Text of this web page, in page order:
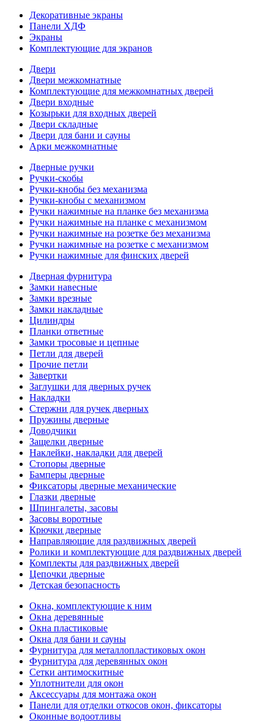
Декоративные экраны
Панели ХДФ
Экраны
Комплектующие для экранов
Двери
Двери межкомнатные
Комплектующие для межкомнатных дверей
Двери входные
Козырьки для входных дверей
Двери складные
Двери для бани и сауны
Арки межкомнатные
Дверные ручки
Ручки-скобы
Ручки-кнобы без механизма
Ручки-кнобы с механизмом
Ручки нажимные на планке без механизма
Ручки нажимные на планке с механизмом
Ручки нажимные на розетке без механизма
Ручки нажимные на розетке с механизмом
Ручки нажимные для финских дверей
Дверная фурнитура
Замки навесные
Замки врезные
Замки накладные
Цилиндры
Планки ответные
Замки тросовые и цепные
Петли для дверей
Прочие петли
Завертки
Заглушки для дверных ручек
Накладки
Стержни для ручек дверных
Пружины дверные
Доводчики
Защелки дверные
Наклейки, накладки для дверей
Стопоры дверные
Бамперы дверные
Фиксаторы дверные механические
Глазки дверные
Шпингалеты, засовы
Засовы воротные
Крючки дверные
Направляющие для раздвижных дверей
Ролики и комплектующие для раздвижных дверей
Комплекты для раздвижных дверей
Цепочки дверные
Детская безопасность
Окна, комплектующие к ним
Окна деревянные
Окна пластиковые
Окна для бани и сауны
Фурнитура для металлопластиковых окон
Фурнитура для деревянных окон
Сетки антимоскитные
Уплотнители для окон
Аксессуары для монтажа окон
Панели для отделки откосов окон, фиксаторы
Оконные водоотливы